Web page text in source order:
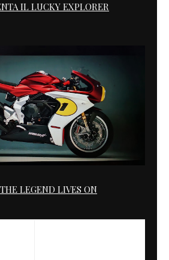
IL LUCKY EXPLORER
LEGEND LIVES ON